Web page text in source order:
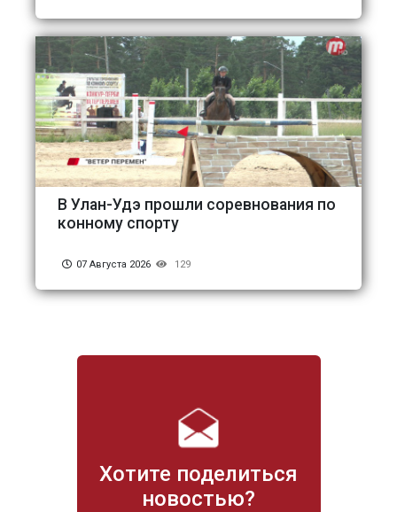
Хотите поделиться
новостью?
В Улан-Удэ прошли соревнования по
конному спорту
07 Августа 2026 129